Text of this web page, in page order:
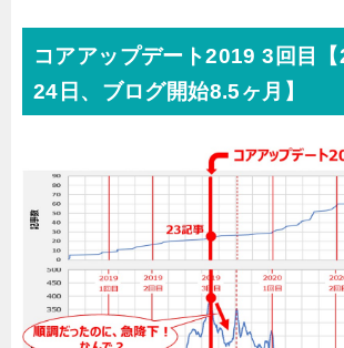
コアアップデート2019 3回目【
24日、ブログ開始8.5ヶ月】